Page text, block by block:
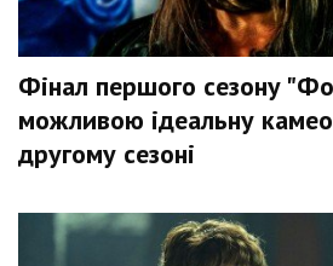
Фінал першого сезону
можливою ідеальну
другому сезоні